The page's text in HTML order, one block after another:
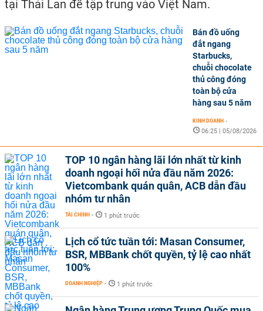
tại Thái Lan để tập trung vào Việt Nam.
Bán đồ uống
đắt ngang
Starbucks,
chuỗi chocolate
thủ công đóng
toàn bộ cửa
hàng sau 5 năm
KINH DOANH -
06:25 | 05/08/2026
TOP 10 ngân hàng lãi lớn nhất từ kinh
doanh ngoại hối nửa đầu năm 2026:
Vietcombank quán quân, ACB dẫn đầu
nhóm tư nhân
TÀI CHÍNH - 1 phút trước
Lịch cổ tức tuần tới: Masan Consumer,
BSR, MBBank chốt quyền, tỷ lệ cao nhất
100%
DOANH NGHIỆP - 1 phút trước